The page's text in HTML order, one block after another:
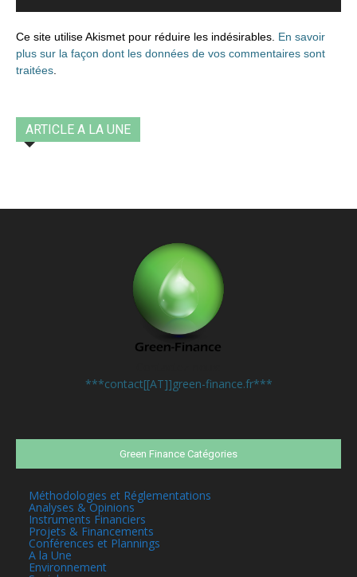
Ce site utilise Akismet pour réduire les indésirables. En savoir
plus sur la façon dont les données de vos commentaires sont
traitées.
ARTICLE A LA UNE
***contact[[AT]]green-finance.fr***
Green Finance Catégories
Méthodologies et Réglementations
Analyses & Opinions
Instruments Financiers
Projets & Financements
Conférences et Plannings
A la Une
Environnement